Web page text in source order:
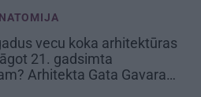
vecu koka arhitektūras
21. gadsimta
Arhitekta Gata Gavara